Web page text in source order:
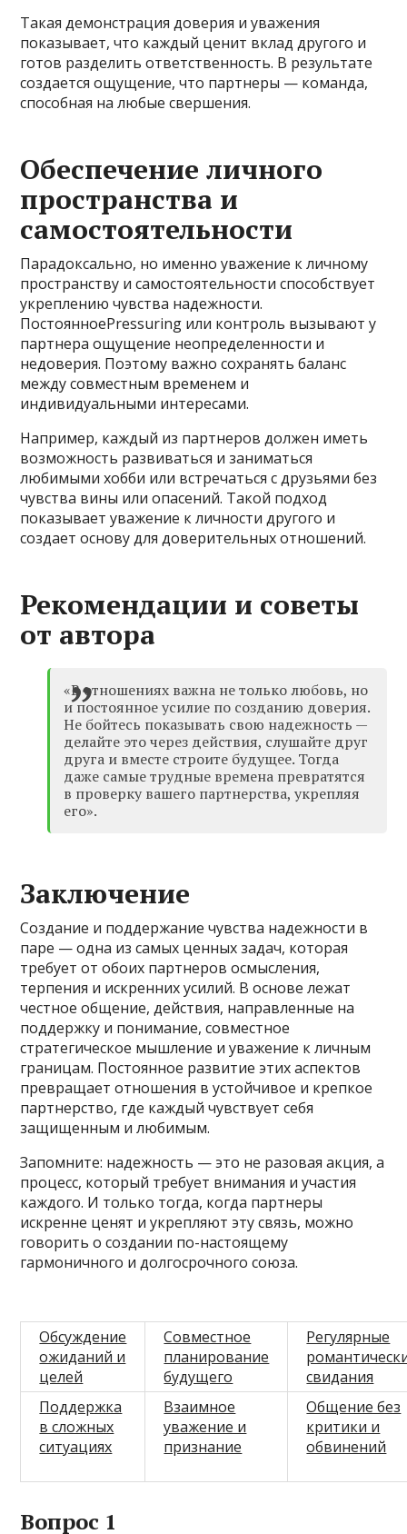
Такая демонстрация доверия и уважения
показывает, что каждый ценит вклад другого и
готов разделить ответственность. В результате
создается ощущение, что партнеры — команда,
способная на любые свершения.
Обеспечение личного
пространства и
самостоятельности
Парадоксально, но именно уважение к личному
пространству и самостоятельности способствует
укреплению чувства надежности.
ПостоянноеPressuring или контроль вызывают у
партнера ощущение неопределенности и
недоверия. Поэтому важно сохранять баланс
между совместным временем и
индивидуальными интересами.
Например, каждый из партнеров должен иметь
возможность развиваться и заниматься
любимыми хобби или встречаться с друзьями без
чувства вины или опасений. Такой подход
показывает уважение к личности другого и
создает основу для доверительных отношений.
Рекомендации и советы
от автора
«В отношениях важна не только любовь, но
и постоянное усилие по созданию доверия.
Не бойтесь показывать свою надежность —
делайте это через действия, слушайте друг
друга и вместе строите будущее. Тогда
даже самые трудные времена превратятся
в проверку вашего партнерства, укрепляя
его».
Заключение
Создание и поддержание чувства надежности в
паре — одна из самых ценных задач, которая
требует от обоих партнеров осмысления,
терпения и искренних усилий. В основе лежат
честное общение, действия, направленные на
поддержку и понимание, совместное
стратегическое мышление и уважение к личным
границам. Постоянное развитие этих аспектов
превращает отношения в устойчивое и крепкое
партнерство, где каждый чувствует себя
защищенным и любимым.
Запомните: надежность — это не разовая акция, а
процесс, который требует внимания и участия
каждого. И только тогда, когда партнеры
искренне ценят и укрепляют эту связь, можно
говорить о создании по-настоящему
гармоничного и долгосрочного союза.
Обсуждение
ожиданий и
целей
Совместное
планирование
будущего
Регулярные
свидания
Поддержка
в сложных
ситуациях
Взаимное
уважение и
признание
Общение без
критики и
обвинений
Вопрос 1